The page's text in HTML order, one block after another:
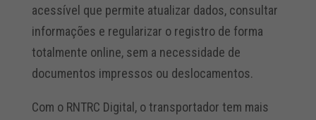
acessível que permite atualizar dados, consultar
informações e regularizar o registro de forma
totalmente online, sem a necessidade de
documentos impressos ou deslocamentos.
Com o RNTRC Digital, o transportador tem mais